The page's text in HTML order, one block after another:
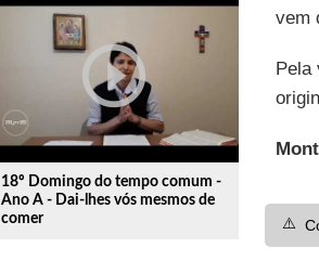
play_circle_outline
18º Domingo do tempo comum -
Ano A - Dai-lhes vós mesmos de
comer
vem
Pela
⚠️